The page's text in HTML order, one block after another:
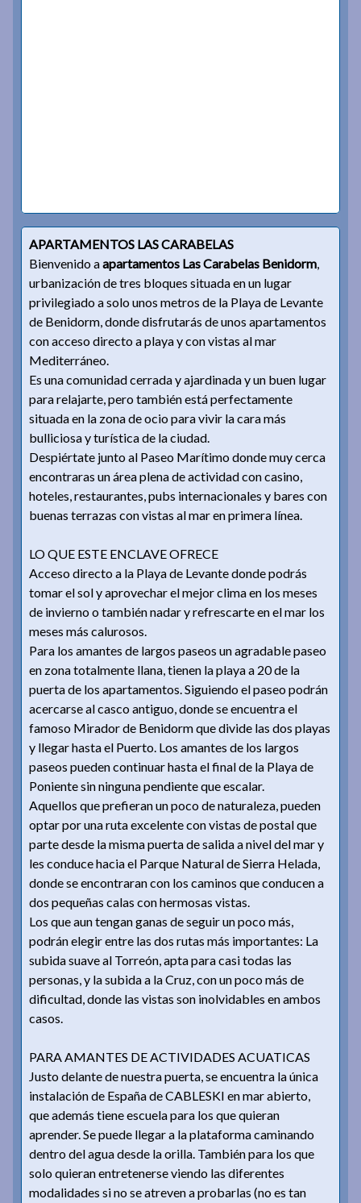
APARTAMENTOS LAS CARABELAS
Bienvenido aapartamentos Las Carabelas Benidorm,
urbanización de tres bloques situada en un lugar
privilegiado a solo unos metros de la Playa de Levante
de Benidorm, donde disfrutarás de unos apartamentos
con acceso directo a playa y con vistas al mar
Mediterráneo.
Es una comunidad cerrada y ajardinada y un buen lugar
para relajarte, pero también está perfectamente
situada en la zona de ocio para vivir la cara más
bulliciosa y turística de la ciudad.
Despiértate junto al Paseo Marítimo donde muy cerca
encontraras un área plena de actividad con casino,
hoteles, restaurantes, pubs internacionales y bares con
buenas terrazas con vistas al mar en primera línea.
LO QUE ESTE ENCLAVE OFRECE
Acceso directo a la Playa de Levante donde podrás
tomar el sol y aprovechar el mejor clima en los meses
de invierno o también nadar y refrescarte en el mar los
meses más calurosos.
Para los amantes de largos paseos un agradable paseo
en zona totalmente llana, tienen la playa a 20 de la
puerta de los apartamentos. Siguiendo el paseo podrán
acercarse al casco antiguo, donde se encuentra el
famoso Mirador de Benidorm que divide las dos playas
y llegar hasta el Puerto. Los amantes de los largos
paseos pueden continuar hasta el final de la Playa de
Poniente sin ninguna pendiente que escalar.
Aquellos que prefieran un poco de naturaleza, pueden
optar por una ruta excelente con vistas de postal que
parte desde la misma puerta de salida a nivel del mar y
les conduce hacia el Parque Natural de Sierra Helada,
donde se encontraran con los caminos que conducen a
dos pequeñas calas con hermosas vistas.
Los que aun tengan ganas de seguir un poco más,
podrán elegir entre las dos rutas más importantes: La
subida suave al Torreón, apta para casi todas las
personas, y la subida a la Cruz, con un poco más de
dificultad, donde las vistas son inolvidables en ambos
casos.
PARA AMANTES DE ACTIVIDADES ACUATICAS
Justo delante de nuestra puerta, se encuentra la única
instalación de España de CABLESKI en mar abierto,
que además tiene escuela para los que quieran
aprender. Se puede llegar a la plataforma caminando
dentro del agua desde la orilla. También para los que
solo quieran entretenerse viendo las diferentes
modalidades si no se atreven a probarlas (no es tan